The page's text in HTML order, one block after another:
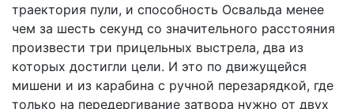
траектория пули, и способность Освальда менее
чем за шесть секунд со значительного расстояния
произвести три прицельных выстрела, два из
которых достигли цели. И это по движущейся
мишени и из карабина с ручной перезарядкой, где
только на передергивание затвора нужно от двух